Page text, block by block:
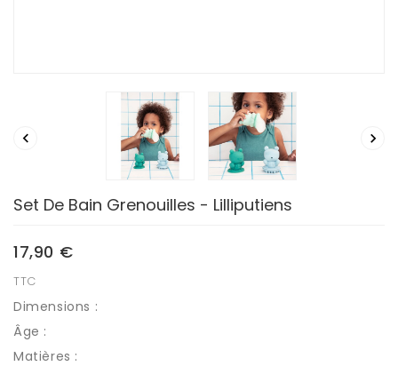
 
Set De Bain Grenouilles - Lilliputiens
17,90 €
TTC
Dimensions :
Âge :
Matières :